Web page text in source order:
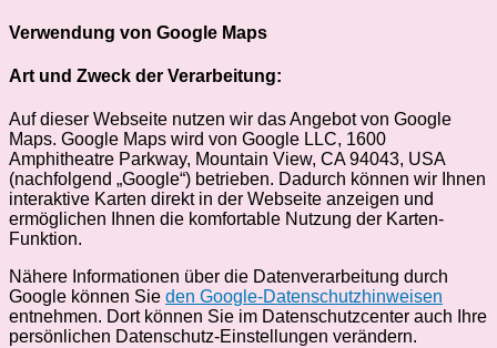
Verwendung von Google Maps
Art und Zweck der Verarbeitung:
Auf dieser Webseite nutzen wir das Angebot von Google
Maps. Google Maps wird von Google LLC, 1600
Amphitheatre Parkway, Mountain View, CA 94043, USA
(nachfolgend „Google“) betrieben. Dadurch können wir Ihnen
interaktive Karten direkt in der Webseite anzeigen und
ermöglichen Ihnen die komfortable Nutzung der Karten-
Funktion.
Nähere Informationen über die Datenverarbeitung durch
Google können Sie den Google-Datenschutzhinweisen
entnehmen. Dort können Sie im Datenschutzcenter auch Ihre
persönlichen Datenschutz-Einstellungen verändern.